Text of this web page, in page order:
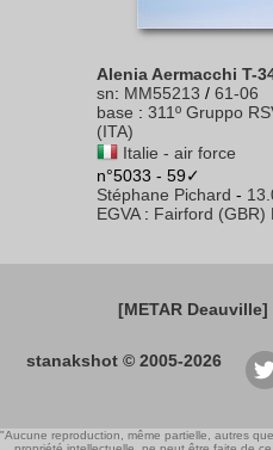
Alenia Aermacchi T-
sn: MM55213 / 61-06
base : 311º Gruppo
(ITA)
Italie - air force
n°5033 - 59✓
Stéphane Pichard -
EGVA: Fairford (GBR)
[METAR Deauville]
stanakshot © 2005-2026
"Aucune reproduction, même partielle, autres